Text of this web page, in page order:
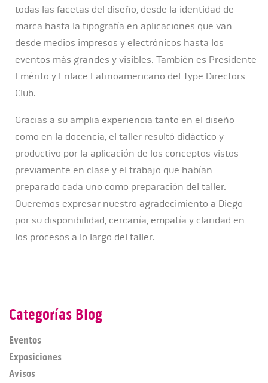
todas las facetas del diseño, desde la identidad de
marca hasta la tipografía en aplicaciones que van
desde medios impresos y electrónicos hasta los
eventos más grandes y visibles. También es Presidente
Emérito y Enlace Latinoamericano del Type Directors
Club.
Gracias a su amplia experiencia tanto en el diseño
como en la docencia, el taller resultó didáctico y
productivo por la aplicación de los conceptos vistos
previamente en clase y el trabajo que habían
preparado cada uno como preparación del taller.
Queremos expresar nuestro agradecimiento a Diego
por su disponibilidad, cercanía, empatía y claridad en
los procesos a lo largo del taller.
Categorías Blog
Eventos
Exposiciones
Avisos